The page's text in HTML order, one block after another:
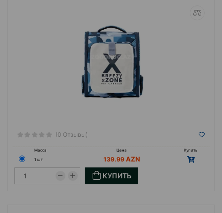
(0 Отзывы)
Масса Цена
Купить
1 шт
139.99
КУПИТЬ